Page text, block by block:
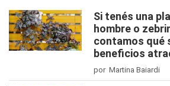
Si tenés una
hombre o
contamos qué
beneficios
por Martina Baiardi